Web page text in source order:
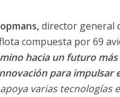
director general
compuesta por 69
hacia un futuro
para impulsar
varias